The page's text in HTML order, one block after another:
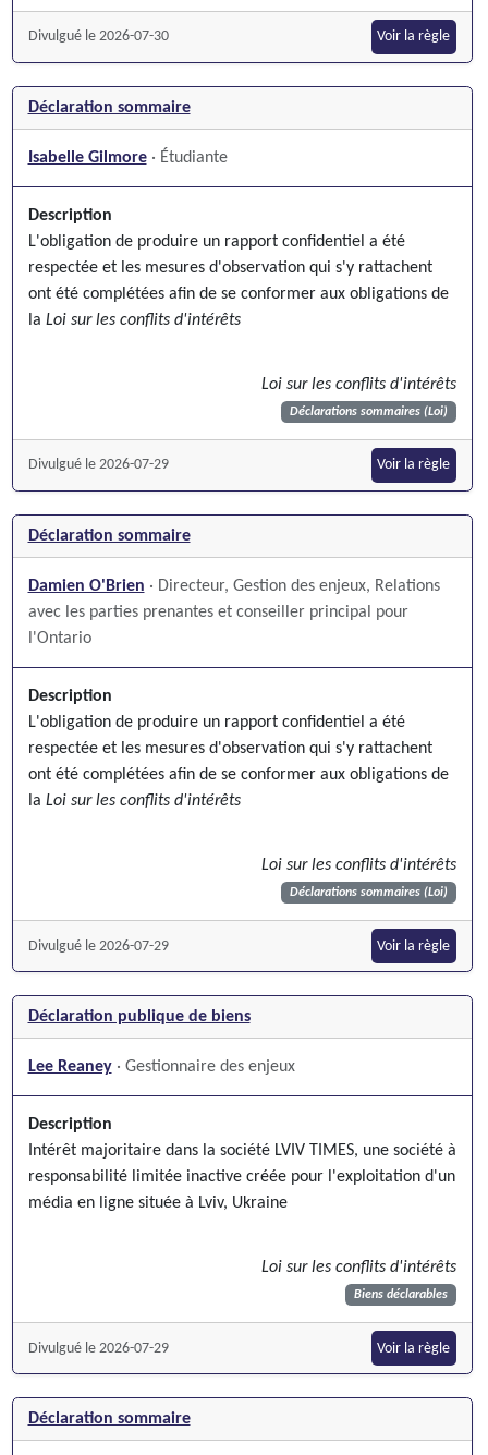
Divulgué le 2026-07-30 Voir la règle
Déclaration sommaire
Isabelle Gilmore · Étudiante
Description
L'obligation de produire un rapport confidentiel a été
respectée et les mesures d'observation qui s'y rattachent
ont été complétées afin de se conformer aux obligations de
la Loi sur les conflits d'intérêts
Loi sur les conflits d'intérêts
Déclarations sommaires (Loi)
Divulgué le 2026-07-29 Voir la règle
Déclaration sommaire
Damien O'Brien · Directeur, Gestion des enjeux, Relations
avec les parties prenantes et conseiller principal pour
l'Ontario
Description
L'obligation de produire un rapport confidentiel a été
respectée et les mesures d'observation qui s'y rattachent
ont été complétées afin de se conformer aux obligations de
la Loi sur les conflits d'intérêts
Loi sur les conflits d'intérêts
Déclarations sommaires (Loi)
Divulgué le 2026-07-29 Voir la règle
Déclaration publique de biens
Lee Reaney · Gestionnaire des enjeux
Description
Intérêt majoritaire dans la société LVIV TIMES, une société à
responsabilité limitée inactive créée pour l'exploitation d'un
média en ligne située à Lviv, Ukraine
Loi sur les conflits d'intérêts
Biens déclarables
Divulgué le 2026-07-29 Voir la règle
Déclaration sommaire